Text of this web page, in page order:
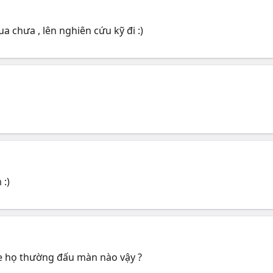
chưa , lên nghiên cứu kỹ đi :)
:)
thường đấu màn nào vậy ?